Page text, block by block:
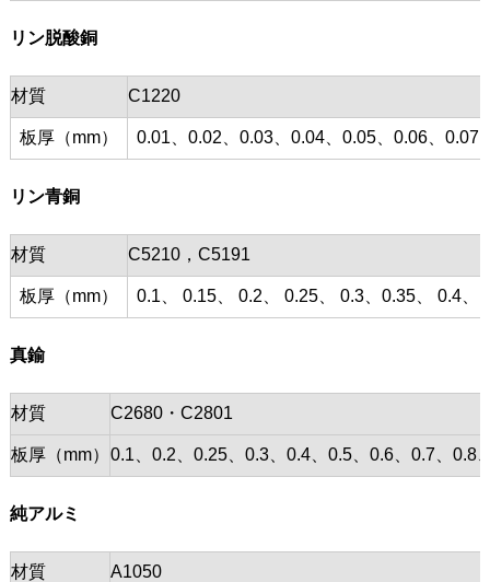
リン脱酸銅
材質 C1220
板厚（mm） 0.01、0.02、0.03、0.04、0.05、0.06、0.07
リン青銅
材質 C5210，C5191
板厚（mm） 0.1、 0.15、 0.2、 0.25、 0.3、0.35、 0.4、
真鍮
材質 C2680・C2801
板厚（mm） 0.1、0.2、0.25、0.3、0.4、0.5、0.6、0.7、0.8
純アルミ
材質 A1050